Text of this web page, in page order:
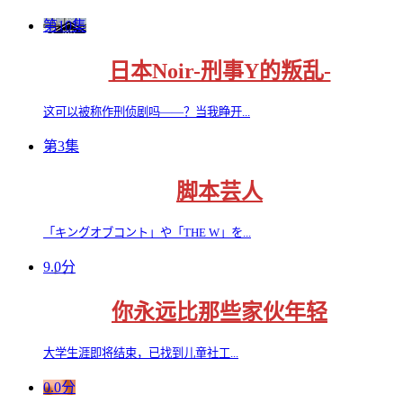
第10集
日本Noir-刑事Y的叛乱-
这可以被称作刑侦剧吗——？当我睁开...
第3集
脚本芸人
「キングオブコント」や「THE W」を...
9.0分
你永远比那些家伙年轻
大学生涯即将结束，已找到儿童社工...
0.0分